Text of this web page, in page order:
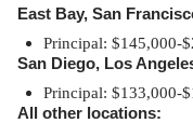
East Bay, San
Principal: $145,000-
San Diego, Los
Principal: $133,000-
All other locations: